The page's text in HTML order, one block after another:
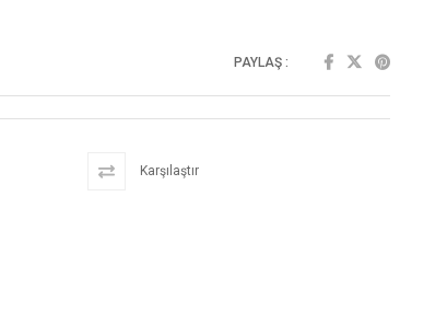
PAYLAŞ :
Karşılaştır